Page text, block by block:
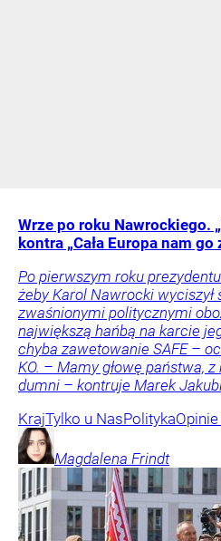
Wrze po roku Nawrockiego.
kontra „Cała Europa nam
Po pierwszym roku
żeby Karol Nawrocki
zwaśnionymi politycznymi
największą hańbą na karcie
chyba zawetowanie SAFE –
KO. – Mamy głowę państwa,
dumni – kontruje Marek
KrajTylko u NasPolityka
Magdalena Frindt